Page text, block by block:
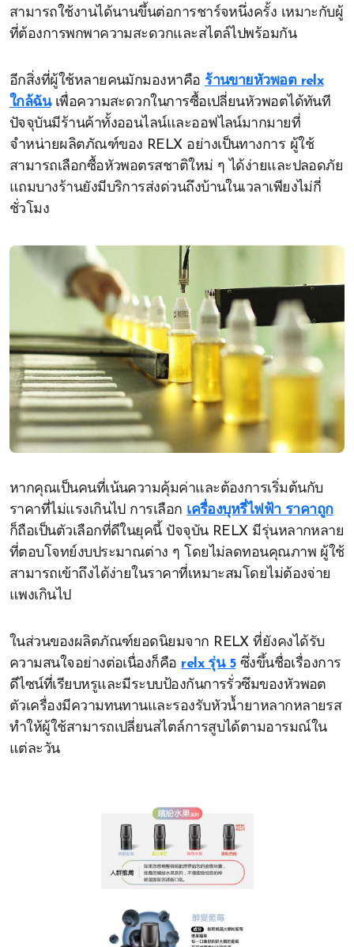
สามารถใช้งานได้นานขึ้นต่อการชาร์จหนึ่งครั้ง เหมาะกับผู้
ที่ต้องการพกพาความสะดวกและสไตล์ไปพร้อมกัน
อีกสิ่งที่ผู้ใช้หลายคนมักมองหาคือ ร้านขายหัวพอต relx
ใกล้ฉันเพื่อความสะดวกในการซื้อเปลี่ยนหัวพอตได้ทันที
ปัจจุบันมีร้านค้าทั้งออนไลน์และออฟไลน์มากมายที่
จำหน่ายผลิตภัณฑ์ของ RELX อย่างเป็นทางการ ผู้ใช้
สามารถเลือกซื้อหัวพอตรสชาติใหม่ ๆ ได้ง่ายและปลอดภัย
แถมบางร้านยังมีบริการส่งด่วนถึงบ้านในเวลาเพียงไม่กี่
ชั่วโมง
หากคุณเป็นคนที่เน้นความคุ้มค่าและต้องการเริ่มต้นกับ
ราคาที่ไม่แรงเกินไป การเลือก เครื่องบุหรี่ไฟฟ้า ราคาถูก
ก็ถือเป็นตัวเลือกที่ดีในยุคนี้ ปัจจุบัน RELX มีรุ่นหลากหลาย
ที่ตอบโจทย์งบประมาณต่าง ๆ โดยไม่ลดทอนคุณภาพ ผู้ใช้
สามารถเข้าถึงได้ง่ายในราคาที่เหมาะสมโดยไม่ต้องจ่าย
แพงเกินไป
ในส่วนของผลิตภัณฑ์ยอดนิยมจาก RELX ที่ยังคงได้รับ
ความสนใจอย่างต่อเนื่องก็คือ relx รุ่น 5ซึ่งขึ้นชื่อเรื่องการ
ดีไซน์ที่เรียบหรูและมีระบบป้องกันการรั่วซึมของหัวพอต
ตัวเครื่องมีความทนทานและรองรับหัวน้ำยาหลากหลายรส
ทำให้ผู้ใช้สามารถเปลี่ยนสไตล์การสูบได้ตามอารมณ์ใน
แต่ละวัน